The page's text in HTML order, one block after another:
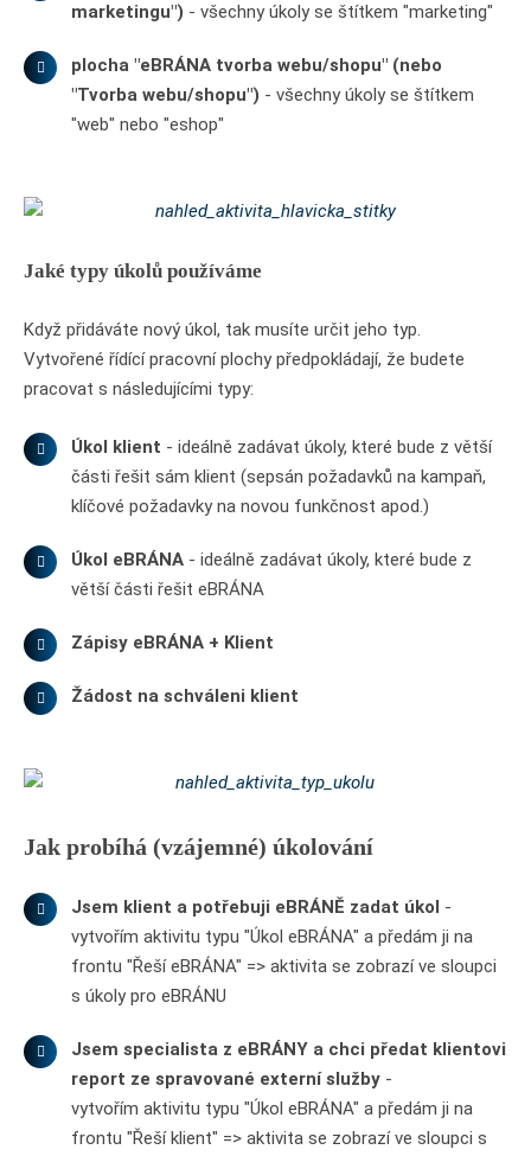
marketingu") - všechny úkoly se štítkem "marketing"
plocha "eBRÁNA tvorba webu/shopu" (nebo
"Tvorba webu/shopu") - všechny úkoly se štítkem
"web" nebo "eshop"
Jaké typy úkolů používáme
Když přidáváte nový úkol, tak musíte určit jeho typ.
Vytvořené řídící pracovní plochy předpokládají, že budete
pracovat s následujícími typy:
Úkol klient - ideálně zadávat úkoly, které bude z větší
části řešit sám klient (sepsán požadavků na kampaň,
klíčové požadavky na novou funkčnost apod.)
Úkol eBRÁNA - ideálně zadávat úkoly, které bude z
větší části řešit eBRÁNA
Zápisy eBRÁNA + Klient
Žádost na schváleni klient
Jak probíhá (vzájemné) úkolování
Jsem klient a potřebuji eBRÁNĚ zadat úkol -
vytvořím aktivitu typu "Úkol eBRÁNA" a předám ji na
frontu "Řeší eBRÁNA" => aktivita se zobrazí ve sloupci
s úkoly pro eBRÁNU
Jsem specialista z eBRÁNY a chci předat klientovi
report ze spravované externí služby -
vytvořím aktivitu typu "Úkol eBRÁNA" a předám ji na
frontu "Řeší klient" => aktivita se zobrazí ve sloupci s